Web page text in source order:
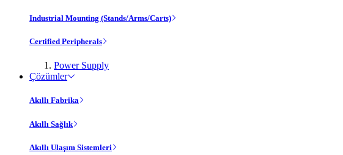
Industrial Mounting (Stands/Arms/Carts)
Certified Peripherals
Power Supply
Çözümler
Akıllı Fabrika
Akıllı Sağlık
Akıllı Ulaşım Sistemleri